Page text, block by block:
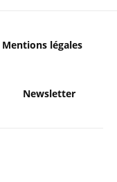
Mentions légales
Newsletter